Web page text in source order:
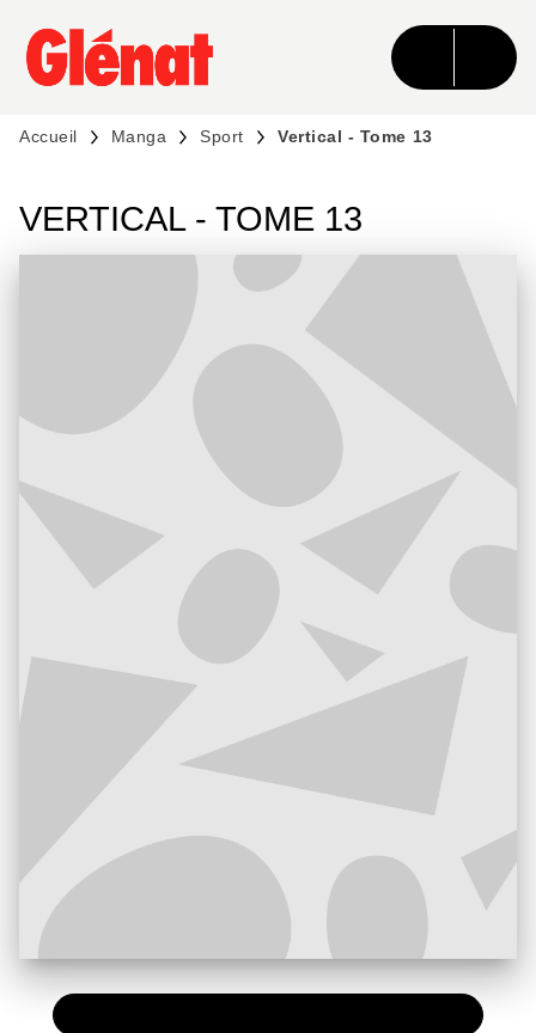
MENU RECHERCHE CONTENU
PIED DE PAGE
Accueil Manga Sport Vertical - Tome 13
VERTICAL - TOME 13